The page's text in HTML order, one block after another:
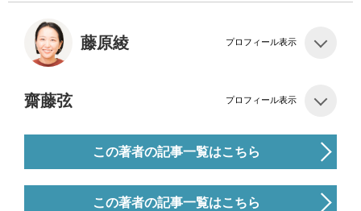
藤原綾 プロフィール表示
齋藤弦 プロフィール表示
この著者の記事一覧はこちら
この著者の記事一覧はこちら